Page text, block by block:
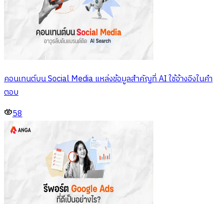
คอนเทนต์บน Social Media แหล่งข้อมูลสำคัญที่ AI ใช้อ้างอิงในคำ
ตอบ
58